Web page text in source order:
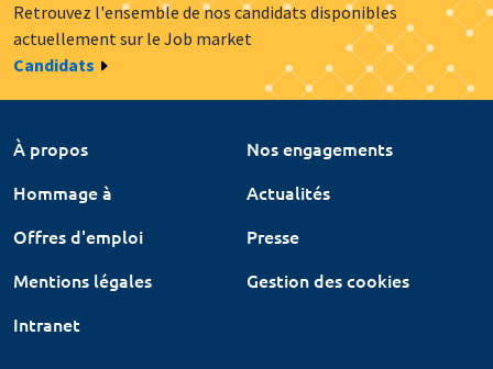
Retrouvez l'ensemble de nos candidats disponibles
actuellement sur le Job market
Candidats
À propos
Nos engagements
Hommage à
Actualités
Offres d'emploi
Presse
Mentions légales
Gestion des cookies
Intranet